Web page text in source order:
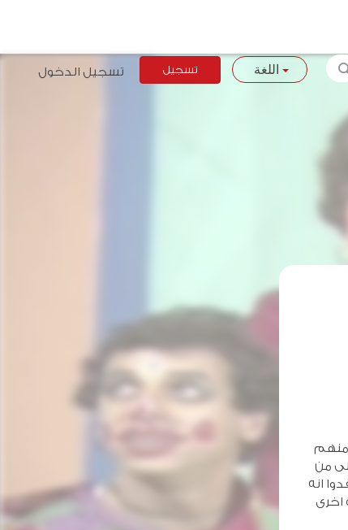
منهم
من
انه
اخرى
اللغة تسجيل تسجيل الدخول